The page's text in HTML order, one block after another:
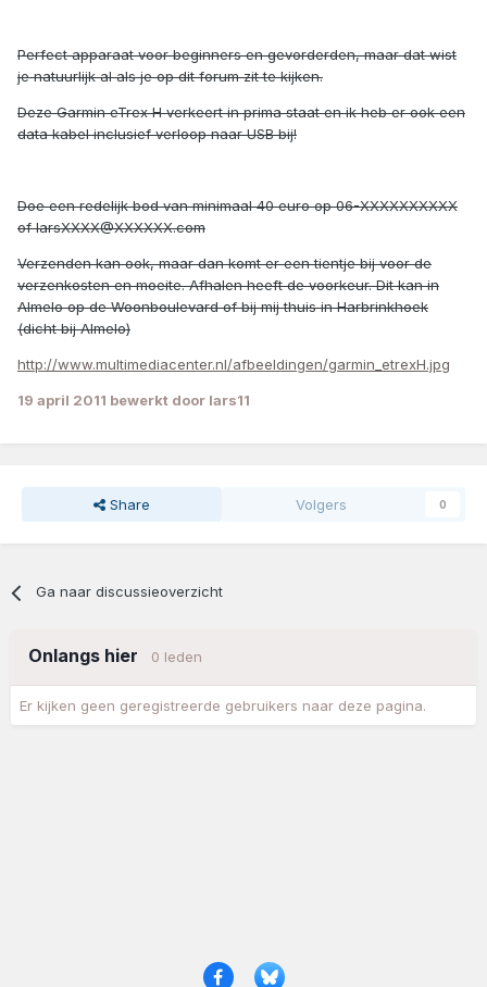
Perfect apparaat voor beginners en gevorderden, maar dat wist
je natuurlijk al als je op dit forum zit te kijken.
Deze Garmin eTrex H verkeert in prima staat en ik heb er ook een
data kabel inclusief verloop naar USB bij!
Doe een redelijk bod van minimaal 40 euro op 06-XXXXXXXXXX
of larsXXXX@XXXXXX.com
Verzenden kan ook, maar dan komt er een tientje bij voor de
verzenkosten en moeite. Afhalen heeft de voorkeur. Dit kan in
Almelo op de Woonboulevard of bij mij thuis in Harbrinkhoek
(dicht bij Almelo)
http://www.multimediacenter.nl/afbeeldingen/garmin_etrexH.jpg
19 april 2011 bewerkt door lars11
Share Volgers 0
Ga naar discussieoverzicht
Onlangs hier 0 leden
Er kijken geen geregistreerde gebruikers naar deze pagina.